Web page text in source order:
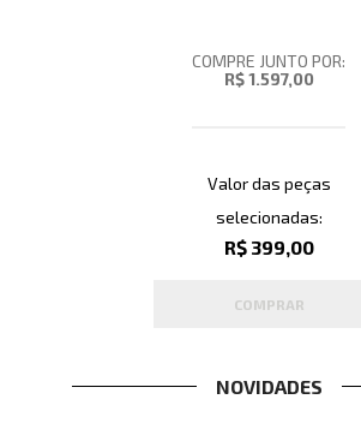
COMPRE JUNTO POR:
R$ 1.597,00
Valor das peças
selecionadas:
R$ 399,00
COMPRAR
NOVIDADES